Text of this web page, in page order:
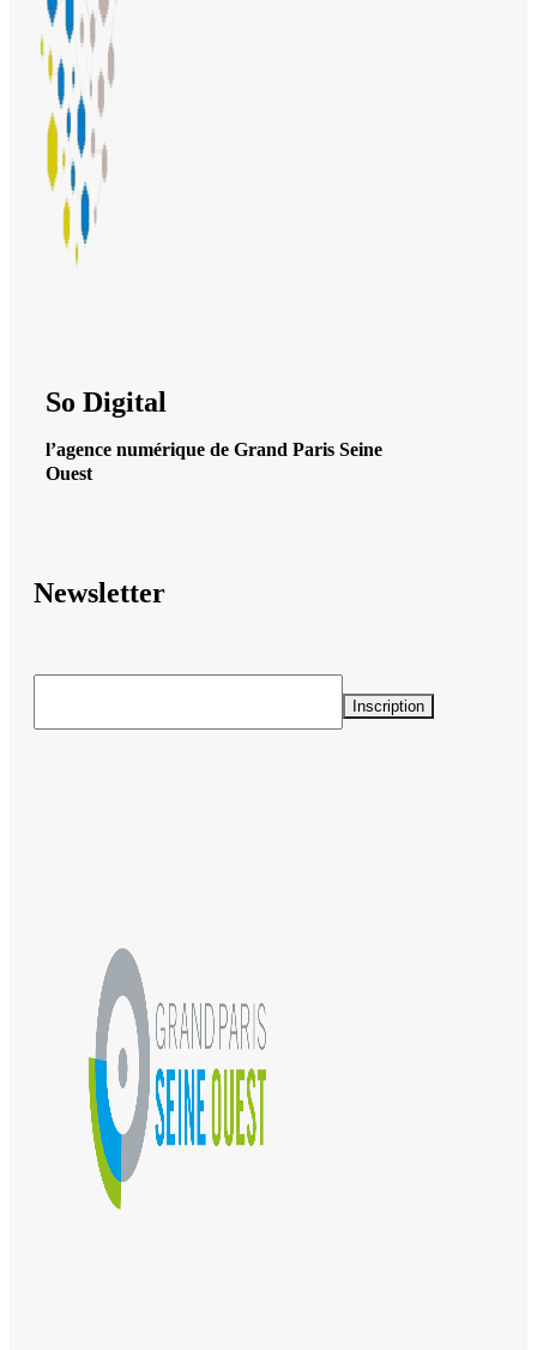
So Digital
l’agence numérique de Grand Paris Seine
Ouest
Newsletter